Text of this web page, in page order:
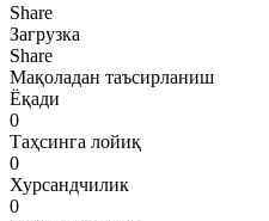
Share
Загрузка
Share
Мақоладан таъсирланиш
Ёқади
0
Таҳсинга лойиқ
0
Хурсандчилик
0